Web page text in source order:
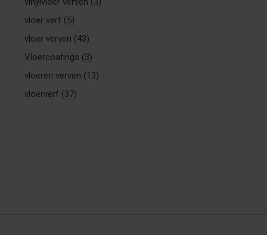
vloer verf (5)
vloer verven (43)
Vloercoatings (3)
vloeren verven (13)
vloerverf (37)